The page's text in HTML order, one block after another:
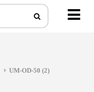
UM-OD-50 (2)